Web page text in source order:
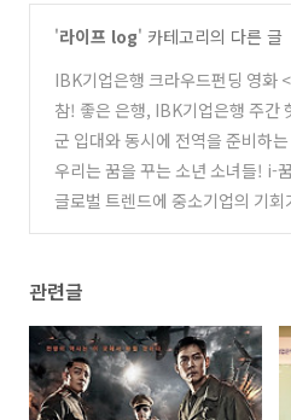
'라이프 log' 카테고리의 다른 글
IBK기업은행 크라우드펀딩 영화
> 개봉 (0)
참! 좋은 은행, IBK기업은행 주간
주
(0)
군 입대와 동시에 전역을 준비하
준비적금 (12)
우리는 꿈을 꾸는 소년 소녀들! i-
금
(0)
글로벌 트렌드에 중소기업의 기회
관련글